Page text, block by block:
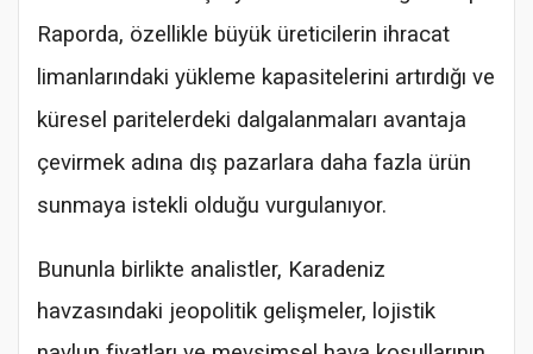
Raporda, özellikle büyük üreticilerin ihracat
limanlarındaki yükleme kapasitelerini artırdığı ve
küresel paritelerdeki dalgalanmaları avantaja
çevirmek adına dış pazarlara daha fazla ürün
sunmaya istekli olduğu vurgulanıyor.
Bununla birlikte analistler, Karadeniz
havzasındaki jeopolitik gelişmeler, lojistik